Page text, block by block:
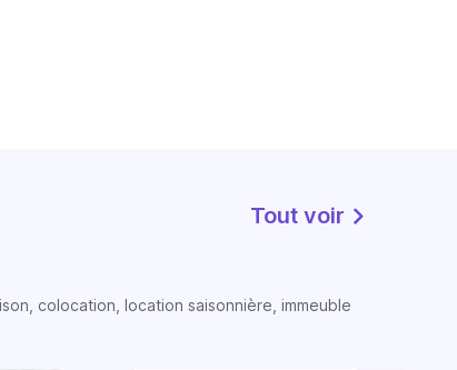
Tout voir
colocation, location saisonnière, immeuble